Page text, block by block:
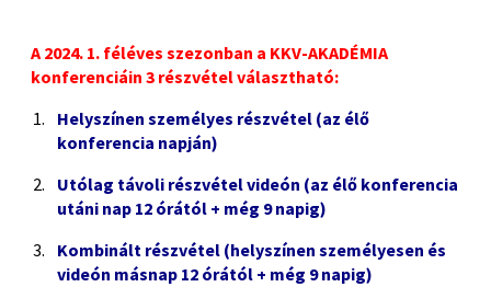
A 2024. 1. féléves szezonban a KKV-AKADÉMIA
konferenciáin 3 részvétel választható:
Helyszínen személyes részvétel (az élő
konferencia napján)
Utólag távoli részvétel videón (az élő konferencia
utáni nap 12 órától + még 9 napig)
Kombinált részvétel (helyszínen személyesen és
videón másnap 12 órától + még 9 napig)